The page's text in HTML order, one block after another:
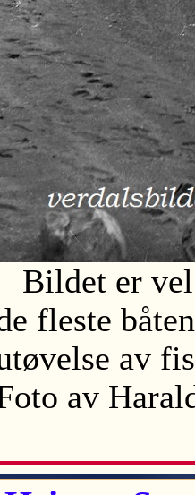
Bildet er vel
fleste
av
av